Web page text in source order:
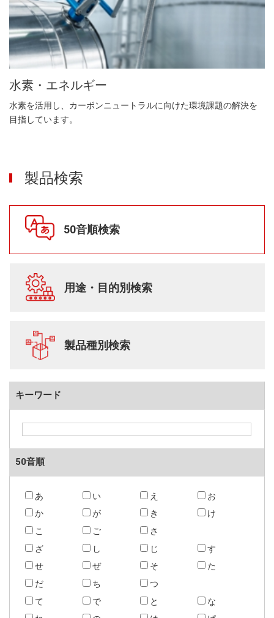
水素・エネルギー
水素を活用し、カーボンニュートラルに向けた環境課題の解決を
目指しています。
製品検索
50音順検索
用途・目的別検索
製品種別検索
キーワード
50音順
あ い え
お
か
が き
け
こ
ご
さ
ざ
し じ
す
せ
ぜ そ
た
だ
ち
つ
て
で と
な